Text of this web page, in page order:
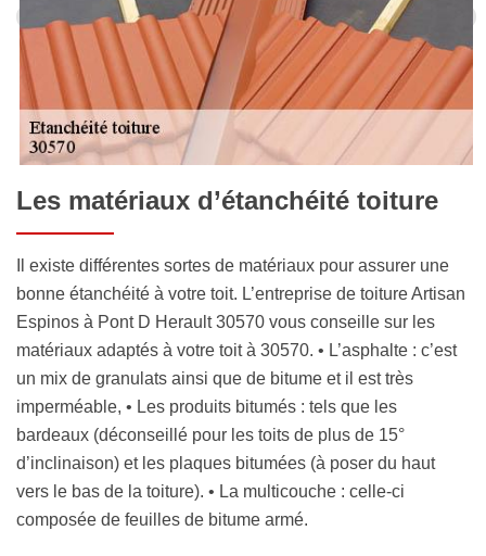
Les matériaux d’étanchéité toiture
Il existe différentes sortes de matériaux pour assurer une
bonne étanchéité à votre toit. L’entreprise de toiture Artisan
Espinos à Pont D Herault 30570 vous conseille sur les
matériaux adaptés à votre toit à 30570. • L’asphalte : c’est
un mix de granulats ainsi que de bitume et il est très
imperméable, • Les produits bitumés : tels que les
bardeaux (déconseillé pour les toits de plus de 15°
d’inclinaison) et les plaques bitumées (à poser du haut
vers le bas de la toiture). • La multicouche : celle-ci
composée de feuilles de bitume armé.